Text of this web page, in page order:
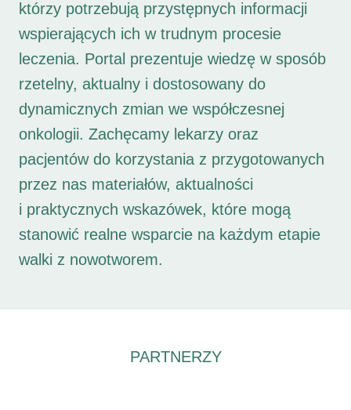
którzy potrzebują przystępnych informacji
wspierających ich w trudnym procesie
leczenia. Portal prezentuje wiedzę w sposób
rzetelny, aktualny i dostosowany do
dynamicznych zmian we współczesnej
onkologii. Zachęcamy lekarzy oraz
pacjentów do korzystania z przygotowanych
przez nas materiałów, aktualności
i praktycznych wskazówek, które mogą
stanowić realne wsparcie na każdym etapie
walki z nowotworem.
PARTNERZY